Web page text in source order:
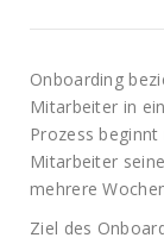
Onboarding
Mitarbeiter in
Prozess
Mitarbeiter
mehrere
Ziel des